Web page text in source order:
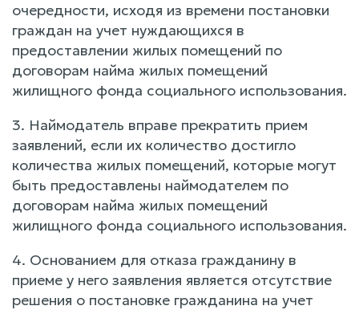
очередности, исходя из времени постановки
граждан на учет нуждающихся в
предоставлении жилых помещений по
договорам найма жилых помещений
жилищного фонда социального использования.
3. Наймодатель вправе прекратить прием
заявлений, если их количество достигло
количества жилых помещений, которые могут
быть предоставлены наймодателем по
договорам найма жилых помещений
жилищного фонда социального использования.
4. Основанием для отказа гражданину в
приеме у него заявления является отсутствие
решения о постановке гражданина на учет